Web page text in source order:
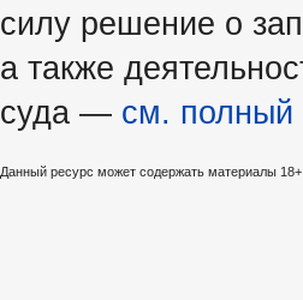
силу решение о
а также
суда — см. полный